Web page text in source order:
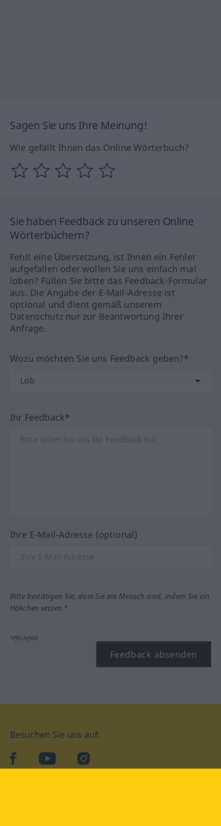
Sagen Sie uns Ihre Meinung!
Wie gefällt Ihnen das Online Wörterbuch?
Sie haben Feedback zu unseren Online
Wörterbüchern?
Fehlt eine Übersetzung, ist Ihnen ein Fehler
aufgefallen oder wollen Sie uns einfach mal
loben? Füllen Sie bitte das Feedback-Formular
aus. Die Angabe der E-Mail-Adresse ist
optional und dient gemäß unserem
Datenschutz nur zur Beantwortung Ihrer
Anfrage.
Wozu möchten Sie uns Feedback geben?*
Ihr Feedback*
Ihre E-Mail-Adresse (optional)
Bitte bestätigen Sie, dass Sie ein Mensch sind, indem Sie ein
Häkchen setzen.*
*Pflichtfeld
Feedback absenden
Besuchen Sie uns auf:
facebookYouTube Instagram